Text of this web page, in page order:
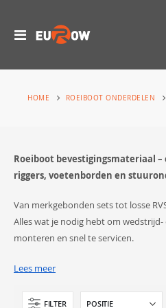
Toggle
HOME ROEIBOOT ONDERDELEN
Roeiboot bevestigingsmateriaal
riggers, voetenborden en
Van merkgebonden sets tot losse
Alles wat je nodig hebt om
monteren en snel te servicen.
Onderstaande
Lees meer
FILTER